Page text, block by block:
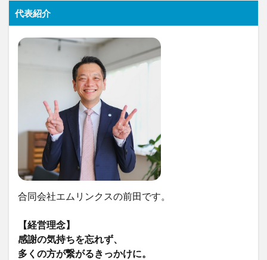
代表紹介
合同会社エムリンクスの前田です。
【経営理念】
感謝の気持ちを忘れず、
多くの方が繋がるきっかけに。